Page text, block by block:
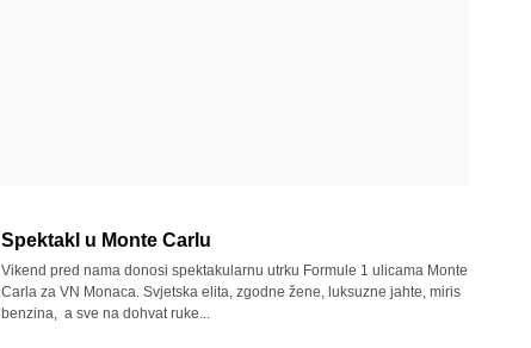
Spektakl u Monte Carlu
Vikend pred nama donosi spektakularnu utrku Formule 1 ulicama Monte
Carla za VN Monaca. Svjetska elita, zgodne žene, luksuzne jahte, miris
benzina, a sve na dohvat ruke...